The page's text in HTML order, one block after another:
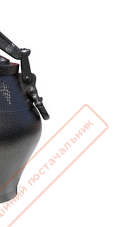
постачальник